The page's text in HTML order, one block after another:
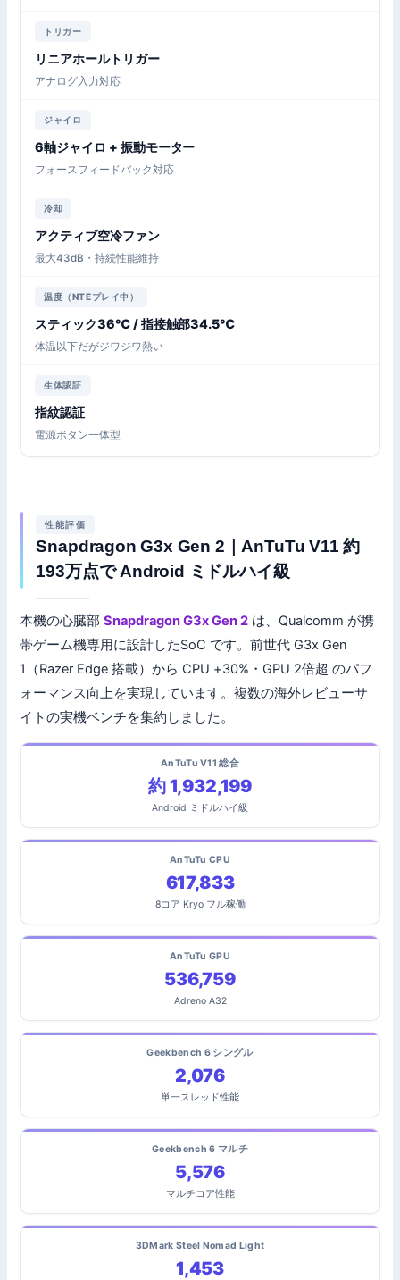
トリガー
リニアホールトリガー
アナログ入力対応
ジャイロ
6軸ジャイロ + 振動モーター
フォースフィードバック対応
冷却
アクティブ空冷ファン
最大43dB・持続性能維持
温度（NTEプレイ中）
スティック36℃ / 指接触部34.5℃
体温以下だがジワジワ熱い
生体認証
指紋認証
電源ボタン一体型
性能評価
Snapdragon G3x Gen 2｜AnTuTu V11 約
193万点で Android ミドルハイ級
本機の心臓部Snapdragon G3x Gen 2 は、Qualcomm が携
帯ゲーム機専用に設計したSoC です。前世代 G3x Gen
1（Razer Edge 搭載）から CPU +30%・GPU 2倍超 のパフ
ォーマンス向上を実現しています。複数の海外レビューサ
イトの実機ベンチを集約しました。
AnTuTu V11 総合
約 1,932,199
Android ミドルハイ級
AnTuTu CPU
617,833
8コア Kryo フル稼働
AnTuTu GPU
536,759
Adreno A32
Geekbench 6 シングル
2,076
単一スレッド性能
Geekbench 6 マルチ
5,576
マルチコア性能
3DMark Steel Nomad Light
1,453